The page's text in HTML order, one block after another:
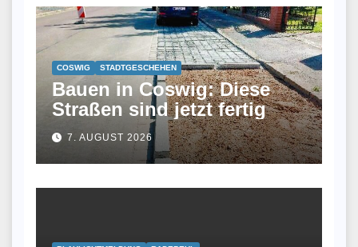
COSWIG STADTGESCHEHEN
Bauen in Coswig: Diese
Straßen sind jetzt fertig
7. AUGUST 2026